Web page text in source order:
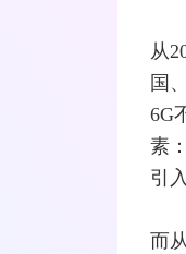
从
国
6G
素
引
而